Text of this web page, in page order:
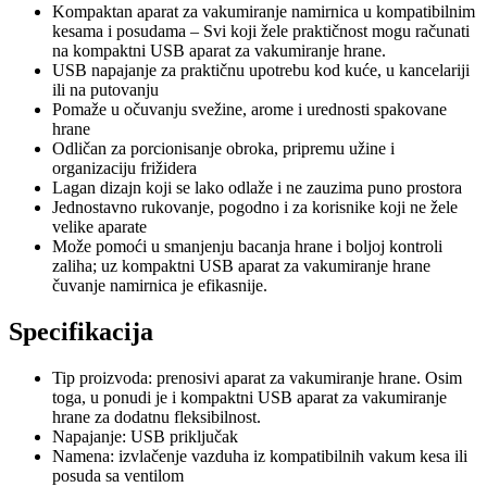
Kompaktan aparat za vakumiranje namirnica u kompatibilnim
kesama i posudama – Svi koji žele praktičnost mogu računati
na kompaktni USB aparat za vakumiranje hrane.
USB napajanje za praktičnu upotrebu kod kuće, u kancelariji
ili na putovanju
Pomaže u očuvanju svežine, arome i urednosti spakovane
hrane
Odličan za porcionisanje obroka, pripremu užine i
organizaciju frižidera
Lagan dizajn koji se lako odlaže i ne zauzima puno prostora
Jednostavno rukovanje, pogodno i za korisnike koji ne žele
velike aparate
Može pomoći u smanjenju bacanja hrane i boljoj kontroli
zaliha; uz kompaktni USB aparat za vakumiranje hrane
čuvanje namirnica je efikasnije.
Specifikacija
Tip proizvoda: prenosivi aparat za vakumiranje hrane. Osim
toga, u ponudi je i kompaktni USB aparat za vakumiranje
hrane za dodatnu fleksibilnost.
Napajanje: USB priključak
Namena: izvlačenje vazduha iz kompatibilnih vakum kesa ili
posuda sa ventilom